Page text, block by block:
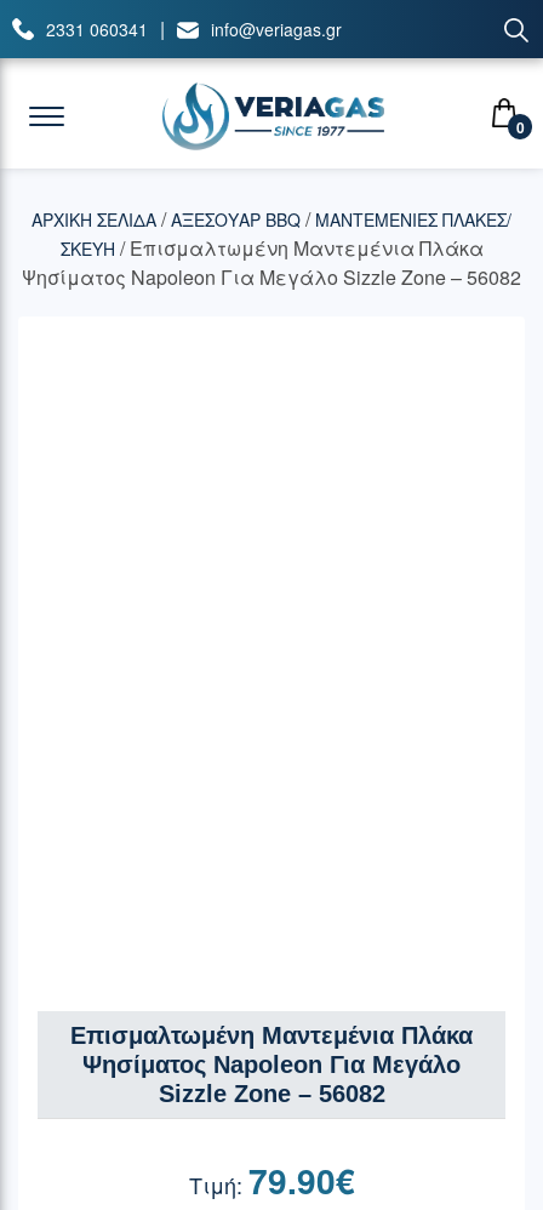
2331 060341 | info@veriagas.gr
0
ΑΡΧΙΚΉ ΣΕΛΊΔΑ /ΑΞΕΣΟΥΑΡ BBQ / ΜΑΝΤΕΜΕΝΙΕΣ ΠΛΑΚΕΣ/
ΣΚΕΥΗ / Επισμαλτωμένη Μαντεμένια Πλάκα
Ψησίματος Napoleon Για Μεγάλο Sizzle Zone – 56082
Επισμαλτωμένη Μαντεμένια Πλάκα
Ψησίματος Napoleon Για Μεγάλο
Sizzle Zone – 56082
79.90€